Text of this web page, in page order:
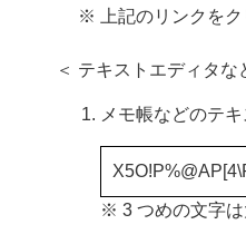
※ 上記のリンクをク
＜ テキストエディタ
メモ帳などのテ
※ 3 つめの文字